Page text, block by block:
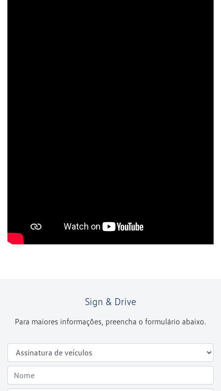
Sign & Drive
Para maiores informações, preencha o formulário abaixo.